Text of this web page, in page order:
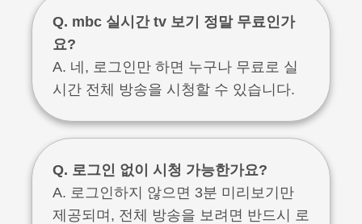
Q. mbc 실시간 tv 보기 정말 무료인가
요?
A. 네, 로그인만 하면 누구나 무료로 실
시간 전체 방송을 시청할 수 있습니다.
Q. 로그인 없이 시청 가능한가요?
A. 로그인하지 않으면 3분 미리보기만
제공되며, 전체 방송을 보려면 반드시 로